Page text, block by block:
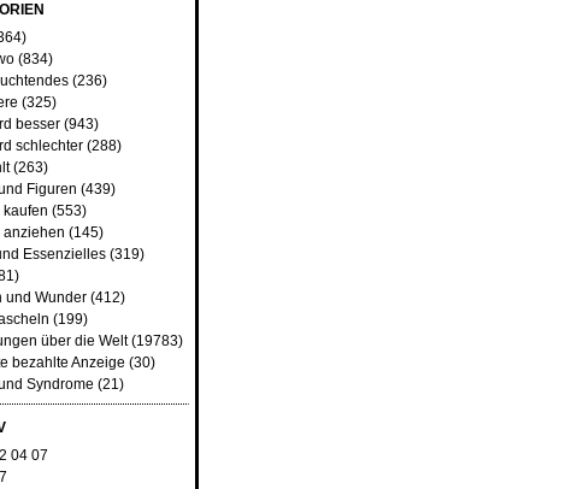
(834)
(236)
(325)
besser(943)
schlechter(288)
(263)
Figuren (439)
(553)
anziehen (145)
Essenzielles(319)
und Wunder(412)
(199)
über die Welt(19783)
bezahlte Anzeige (30)
Syndrome (21)
04 07